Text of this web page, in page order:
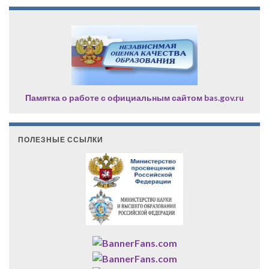
Памятка о работе с официальным сайтом bas.gov.ru
ПОЛЕЗНЫЕ ССЫЛКИ